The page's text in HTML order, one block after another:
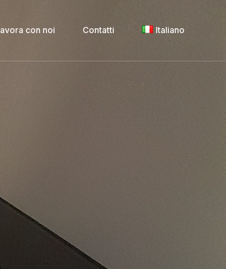
con noi Contatti Italiano